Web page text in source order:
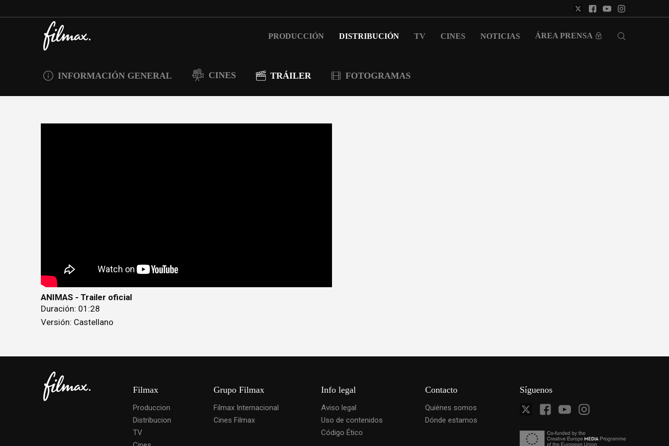
PRODUCCIÓN DISTRIBUCIÓN TV CINES NOTICIAS ÁREA PRENSA
INFORMACIÓN GENERAL CINES TRÁILER FOTOGRAMAS
ANIMAS - Trailer oficial
Duración: 01:28
Versión: Castellano
Filmax
Produccion
Distribucion
TV
Grupo Filmax
Filmax Internacional
Cines Filmax
Info legal
Aviso legal
Uso de contenidos
Código Ético
Contacto
Quiénes somos
Dónde estamos
Síguenos